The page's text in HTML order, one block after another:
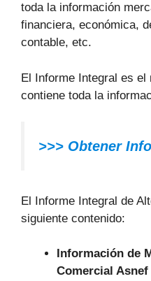
toda la información
financiera, económica,
contable, etc.
El Informe Integral es el
contiene toda la
>>> Obtener
El Informe Integral de
siguiente contenido:
Información de
Comercial Asnef